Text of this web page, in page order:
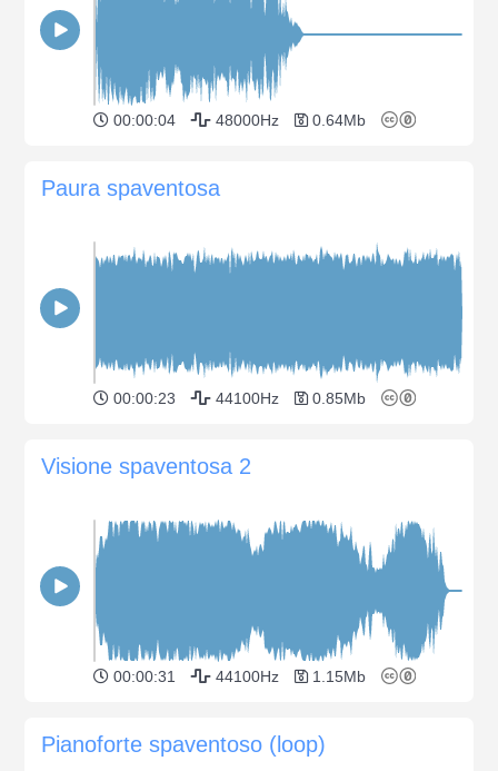
00:00:04 48000Hz 0.64Mb
Paura spaventosa
00:00:23 44100Hz 0.85Mb
Visione spaventosa 2
00:00:31 44100Hz 1.15Mb
Pianoforte spaventoso (loop)